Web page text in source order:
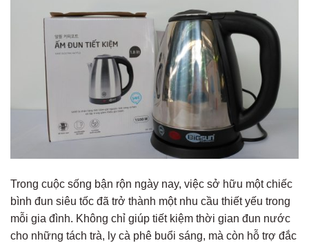
Trong cuộc sống bận rộn ngày nay, việc sở hữu một chiếc
bình đun siêu tốc đã trở thành một nhu cầu thiết yếu trong
mỗi gia đình. Không chỉ giúp tiết kiệm thời gian đun nước
cho những tách trà, ly cà phê buổi sáng, mà còn hỗ trợ đắc